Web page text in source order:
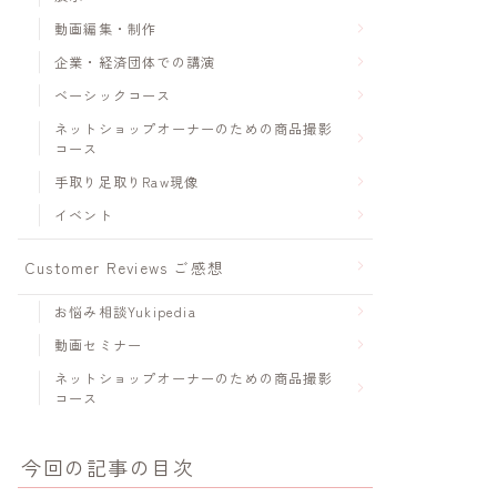
動画編集・制作
企業・経済団体での講演
ベーシックコース
ネットショップオーナーのための商品撮影
コース
手取り足取りRaw現像
イベント
Customer Reviews ご感想
お悩み相談Yukipedia
動画セミナー
ネットショップオーナーのための商品撮影
コース
今回の記事の目次